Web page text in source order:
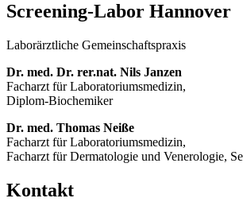
Screening-Labor Hannover
Laborärztliche Gemeinschaftspraxis
Dr. med. Dr. rer.nat. Nils Janzen
Facharzt für Laboratoriumsmedizin,
Diplom-Biochemiker
Dr. med. Thomas Neiße
Facharzt für Laboratoriumsmedizin,
Facharzt für Dermatologie und Venerologie,
Kontakt